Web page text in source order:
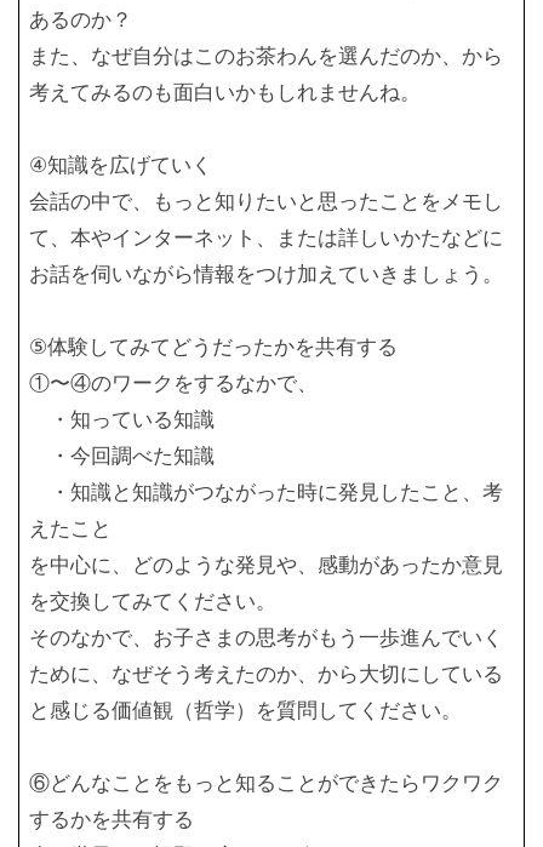
あるのか？
また、なぜ自分はこのお茶わんを選んだのか、から
考えてみるのも面白いかもしれませんね。
④知識を広げていく
会話の中で、もっと知りたいと思ったことをメモし
て、本やインターネット、または詳しいかたなどに
お話を伺いながら情報をつけ加えていきましょう。
⑤体験してみてどうだったかを共有する
①〜④のワークをするなかで、
・知っている知識
・今回調べた知識
・知識と知識がつながった時に発見したこと、考
えたこと
を中心に、どのような発見や、感動があったか意見
を交換してみてください。
そのなかで、お子さまの思考がもう一歩進んでいく
ために、なぜそう考えたのか、から大切にしている
と感じる価値観（哲学）を質問してください。
⑥どんなことをもっと知ることができたらワクワク
するかを共有する